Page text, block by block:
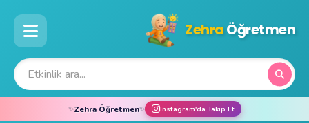
ZehraÖğretmen
✨Zehra Öğretmen✨ Instagram'da Takip Et